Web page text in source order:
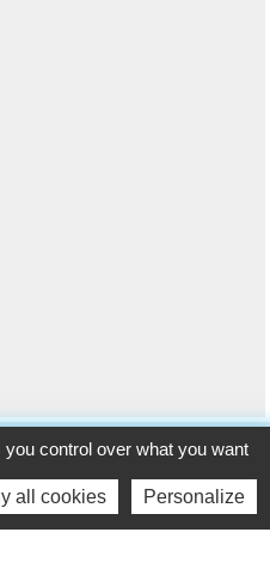
Paiement Rechercher
• Espace Agents • Crédits
du site • Gestion des cookies
control over what you want
all cookies Personalize